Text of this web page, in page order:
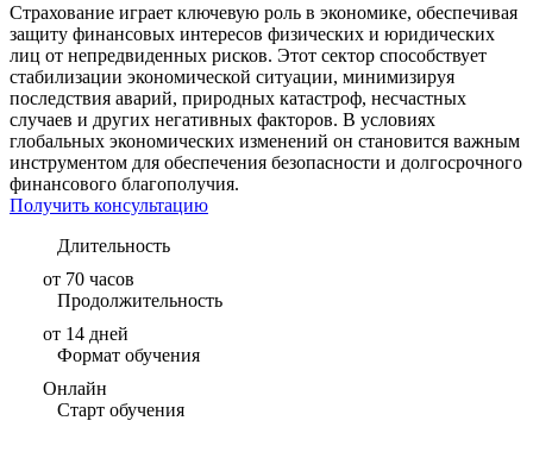
Страхование играет ключевую роль в экономике, обеспечивая
защиту финансовых интересов физических и юридических
лиц от непредвиденных рисков. Этот сектор способствует
стабилизации экономической ситуации, минимизируя
последствия аварий, природных катастроф, несчастных
случаев и других негативных факторов. В условиях
глобальных экономических изменений он становится важным
инструментом для обеспечения безопасности и долгосрочного
финансового благополучия.
Получить консультацию
Длительность
от 70 часов
Продолжительность
от 14 дней
Формат обучения
Онлайн
Старт обучения